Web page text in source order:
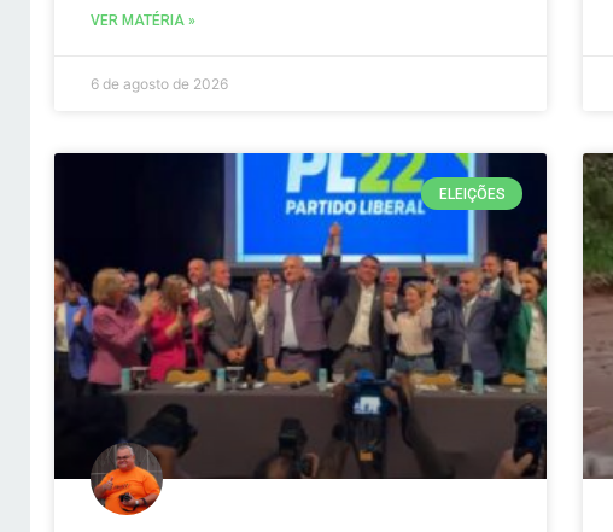
VER MATÉRIA »
6 de agosto de 2026
ELEIÇÕES